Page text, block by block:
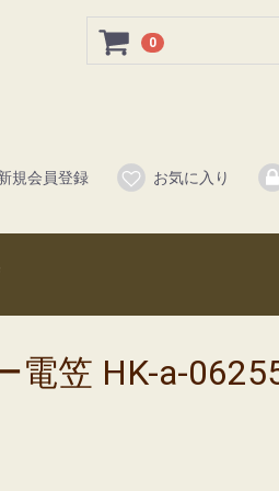
0
規会員登録 お気に入り
電笠 HK-a-